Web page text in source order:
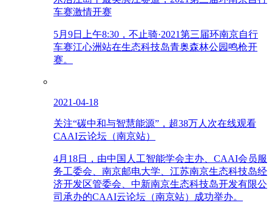
车赛激情开赛
5月9日上午8:30，不止骑·2021第三届环南京自行
车赛江心洲站在生态科技岛青奥森林公园鸣枪开
赛。
2021-04-18
关注“碳中和与智慧能源”，超38万人次在线观看
CAAI云论坛（南京站）
4月18日，由中国人工智能学会主办、CAAI会员服
务工委会、南京邮电大学、江苏南京生态科技岛经
济开发区管委会、中新南京生态科技岛开发有限公
司承办的CAAI云论坛（南京站）成功举办。